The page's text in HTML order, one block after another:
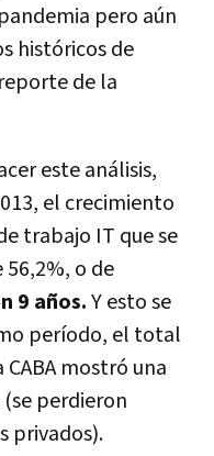
pero aún
históricos de
de la
este análisis,
el crecimiento
trabajo IT que se
56,2%, o de
9 años.Y esto se
período, el total
mostró una
perdieron
privados).